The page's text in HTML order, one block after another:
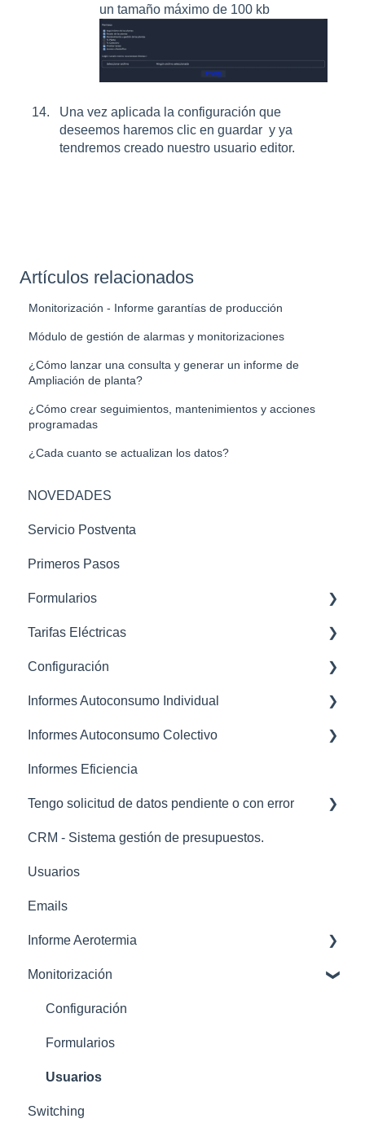
un tamaño máximo de 100 kb
Una vez aplicada la configuración que
deseemos haremos clic en guardar y ya
tendremos creado nuestro usuario editor.
Artículos relacionados
Monitorización - Informe garantías de producción
Módulo de gestión de alarmas y monitorizaciones
¿Cómo lanzar una consulta y generar un informe de
Ampliación de planta?
¿Cómo crear seguimientos, mantenimientos y acciones
programadas
¿Cada cuanto se actualizan los datos?
NOVEDADES
Servicio Postventa
Primeros Pasos
Formularios
STC - Sube tu curva
Datos Distribuidora - Curva Horaria
Curva Perfilada - Curvas tipo v2
OCR Lector de factura - Formulario curvas tipo
Tarifas Eléctricas
2.0TD
3.0TD, 6.1TD, 6.2TD, 6.3TD, 6.4TD
Configuración
General
Mano de Obra
Subvenciones
Métodos de Pago
Batería Virtual
Precios Compensación
Mantenimientos
Ficha tecnica
tarifas
calculos
Informes Autoconsumo Individual
Generación Presupuesto Autoconsumo
FAQS Resultados y Cálculos de los Informes
Errores Típicos al Generar Informe
Informes Autoconsumo Colectivo
Creación Comunidades / Proyectos
Sección CUPS
Sección Histórico Informes
Sección Configuración
Informes Eficiencia
Tengo solicitud de datos pendiente o con error
codigos error
CRM - Sistema gestión de presupuestos.
Usuarios
Emails
Informe Aerotermia
Informe aerotermia
Monitorización
Configuración
Formularios
Usuarios
Switching